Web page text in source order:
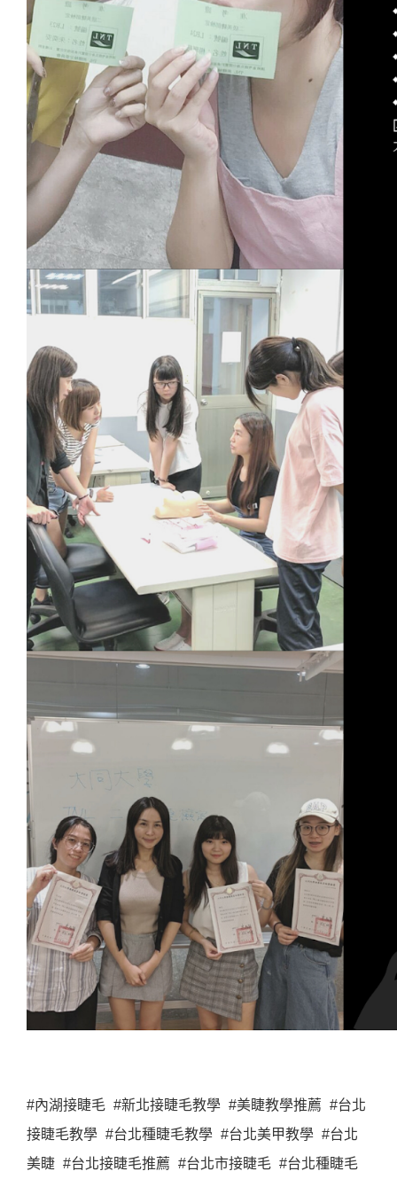
#內湖接睫毛 #新北接睫毛教學 #美睫教學推薦 #台北
接睫毛教學 #台北種睫毛教學 #台北美甲教學 #台北
美睫 #台北接睫毛推薦 #台北市接睫毛 #台北種睫毛